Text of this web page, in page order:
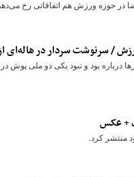
حوزه ورزش هم اتفاقاتی رخ می‌دهد
/ سرنوشت سردار در هاله‌ای
درباره بود و نبود یکی دو ملی
+ عکس
منتشر کرد.